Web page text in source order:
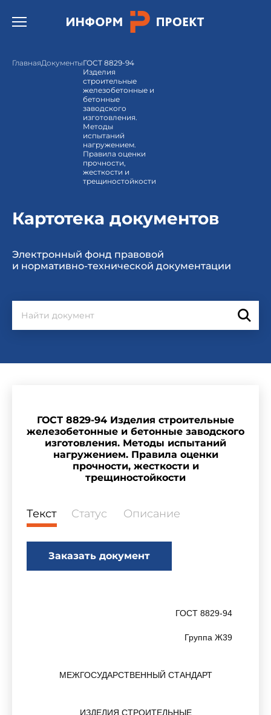
Открыть бургер меню.
ГлавнаяДокументыГОСТ 8829-94
Изделия
строительные
железобетонные и
бетонные
заводского
изготовления.
Методы
испытаний
нагружением.
Правила оценки
прочности,
жесткости и
трещиностойкости
Картотека документов
Электронный фонд правовой
и нормативно-технической документации
ГОСТ 8829-94 Изделия строительные
железобетонные и бетонные заводского
изготовления. Методы испытаний
нагружением. Правила оценки
прочности, жесткости и
трещиностойкости
Текст Статус Описание
Заказать документ
ГОСТ 8829-94
Группа Ж39
МЕЖГОСУДАРСТВЕННЫЙ СТАНДАРТ
ИЗДЕЛИЯ СТРОИТЕЛЬНЫЕ